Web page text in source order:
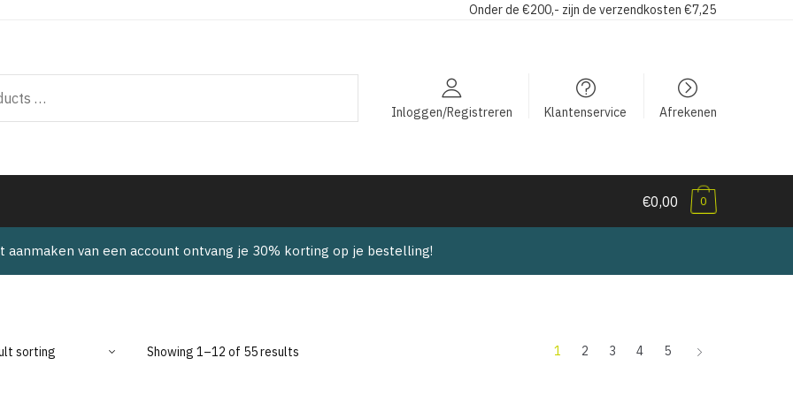
Onder de €200,- zijn de verzendkosten €7,25
Inloggen/Registreren Klantenservice Afrekenen
€0,00 0
aanmaken van een account ontvang je 30% korting op je bestelling!
Showing 1–12 of 55 results 1 2 3 4 5